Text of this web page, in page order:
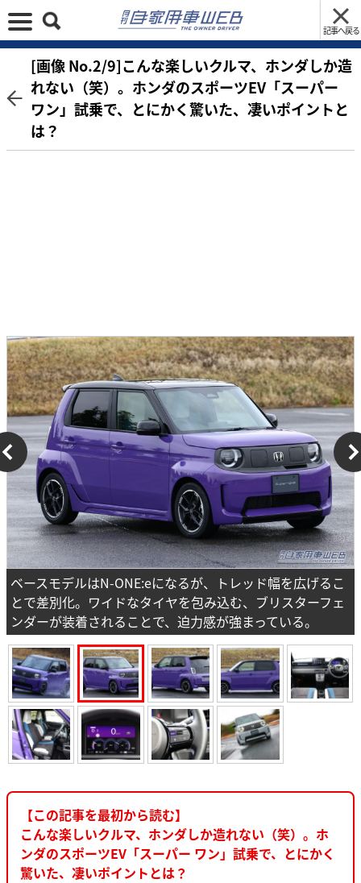
記事へ戻る
[画像 No.2/9]こんな楽しいクルマ、ホンダしか造
れない（笑）。ホンダのスポーツEV「スーパー
ワン」試乗で、とにかく驚いた、凄いポイントと
は？
ベースモデルはN-ONE:eになるが、トレッド幅を広げるこ
とで差別化。ワイドなタイヤを包み込む、ブリスターフェ
ンダーが装着されることで、迫力感が強まっている。
【この記事を最初から読む】
こんな楽しいクルマ、ホンダしか造れない（笑）。ホ
ンダのスポーツEV「スーパー ワン」試乗で、とにかく
驚いた、凄いポイントとは？